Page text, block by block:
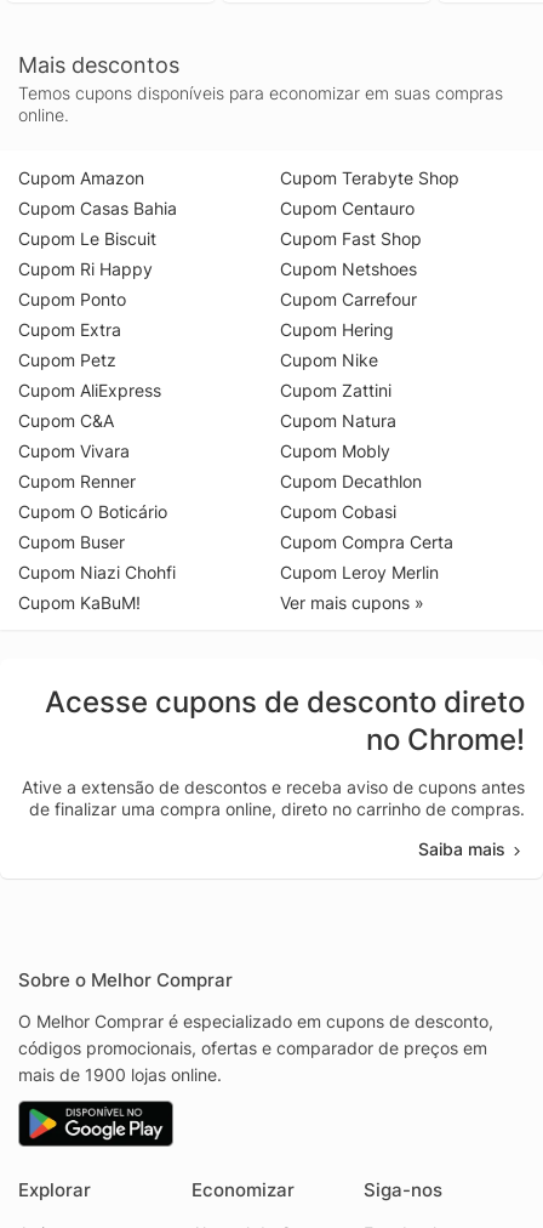
Mais descontos
Temos cupons disponíveis para economizar em suas compras
online.
Cupom Amazon
Cupom Casas Bahia
Cupom Le Biscuit
Cupom Ri Happy
Cupom Ponto
Cupom Extra
Cupom Petz
Cupom AliExpress
Cupom C&A
Cupom Vivara
Cupom Renner
Cupom O Boticário
Cupom Buser
Cupom Niazi Chohfi
Cupom KaBuM!
Cupom Terabyte Shop
Cupom Centauro
Cupom Fast Shop
Cupom Netshoes
Cupom Carrefour
Cupom Hering
Cupom Nike
Cupom Zattini
Cupom Natura
Cupom Mobly
Cupom Decathlon
Cupom Cobasi
Cupom Compra Certa
Cupom Leroy Merlin
Ver mais cupons »
Acesse cupons de desconto direto
no Chrome!
Ative a extensão de descontos e receba aviso de cupons antes
de finalizar uma compra online, direto no carrinho de compras.
Saiba mais
Sobre o Melhor Comprar
O Melhor Comprar é especializado em cupons de desconto,
códigos promocionais, ofertas e comparador de preços em
mais de 1900 lojas online.
Explorar Economizar Siga-nos